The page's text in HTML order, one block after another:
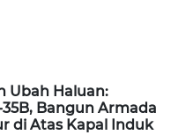
Ubah Haluan:
Bangun Armada
di Atas Kapal Induk